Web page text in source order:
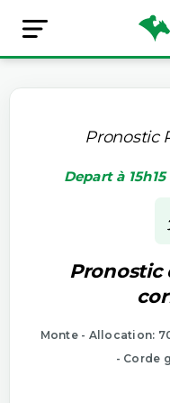
Pronostic
Depart à
Pronostic
Monte - Allocation:
- Corde